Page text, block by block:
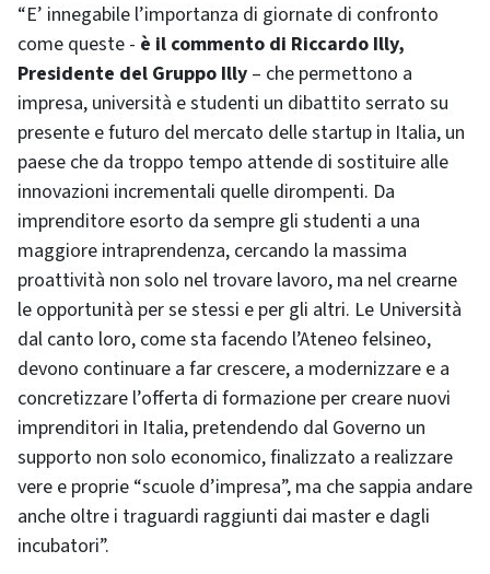
“E’ innegabile l’importanza di giornate di confronto
come queste - è il commento di Riccardo Illy,
Presidente del Gruppo Illy – che permettono a
impresa, università e studenti un dibattito serrato su
presente e futuro del mercato delle startup in Italia, un
paese che da troppo tempo attende di sostituire alle
innovazioni incrementali quelle dirompenti. Da
imprenditore esorto da sempre gli studenti a una
maggiore intraprendenza, cercando la massima
proattività non solo nel trovare lavoro, ma nel crearne
le opportunità per se stessi e per gli altri. Le Università
dal canto loro, come sta facendo l’Ateneo felsineo,
devono continuare a far crescere, a modernizzare e a
concretizzare l’offerta di formazione per creare nuovi
imprenditori in Italia, pretendendo dal Governo un
supporto non solo economico, finalizzato a realizzare
vere e proprie “scuole d’impresa”, ma che sappia andare
anche oltre i traguardi raggiunti dai master e dagli
incubatori”.